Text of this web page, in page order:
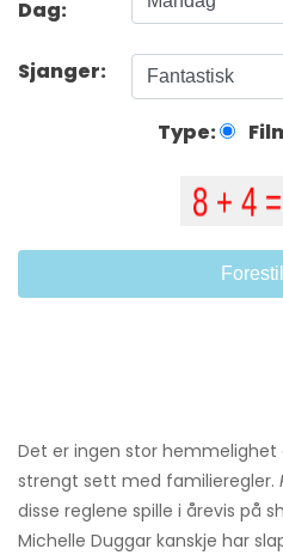
Dag:
Sjanger:
Type:
Det er ingen stor
strengt sett med familieregler.
disse reglene spille i årevis på
Michelle Duggar kanskje har